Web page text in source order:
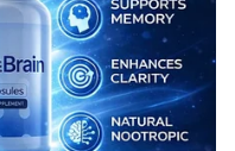
പ്രധാന നഗരങ്ങളെ
ശ്രമങ്ങൾ
കൂട്ടിച്ചേര്‍ത്തു.